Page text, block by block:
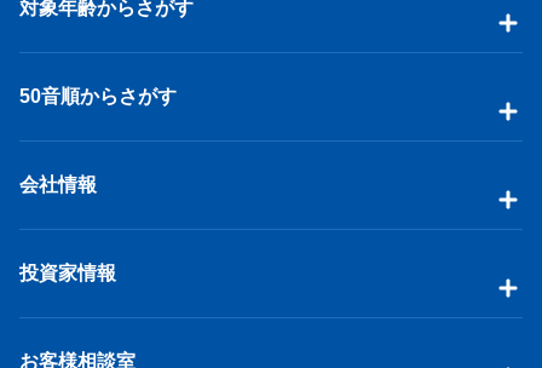
対象年齢からさがす
50音順からさがす
会社情報
投資家情報
お客様相談室